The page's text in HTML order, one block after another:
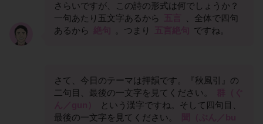
さらいですが、この詩の形式は何でしょうか？
一句あたり五文字あるから
、全体で四句
あるから
。つまり ですね。
さて、今日のテーマは押韻です。『秋風引』の
二句目、最後の一文字を見てください。
という漢字ですね。そして四句目、
最後の一文字を見てください。